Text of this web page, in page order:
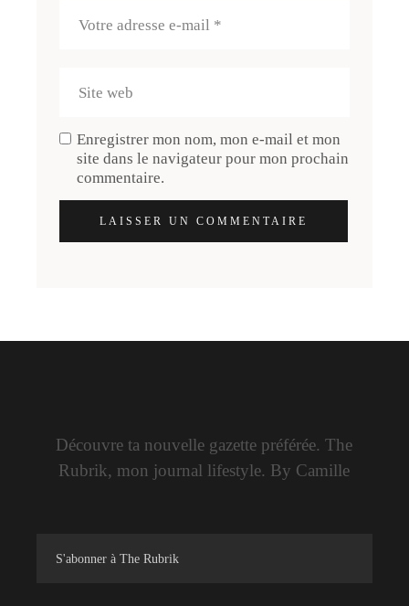
Enregistrer mon nom, mon e-mail et mon
site dans le navigateur pour mon prochain
commentaire.
LAISSER UN COMMENTAIRE
Découvre ta nouvelle gazette préférée. The
Rubrik, mon journal lifestyle. By Camille